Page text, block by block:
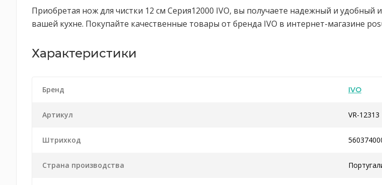
Приобретая нож для чистки 12 см Серия12000 IVO, вы получаете надежный и
вашей кухне. Покупайте качественные товары от бренда IVO в интернет-магазине
Характеристики
Бренд IVO
Артикул VR-12313
Штрихкод
Страна производства